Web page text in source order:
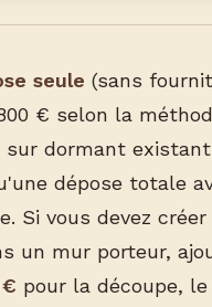
seule (sans
€ selon la
sur dormant
dépose totale
Si vous devez créer
un mur porteur,
pour la découpe,